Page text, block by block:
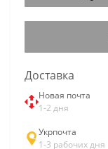
Доставка
Новая почта
1-2 дня
Укрпочта
1-3 рабочих дня